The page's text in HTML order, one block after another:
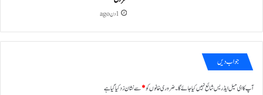
1 دن ago
جواب دیں
آپ کا ای میل ایڈریس شائع نہیں کیا جائے گا۔ضروری خانوں کو*سے نشان زد کیا گیا ہے